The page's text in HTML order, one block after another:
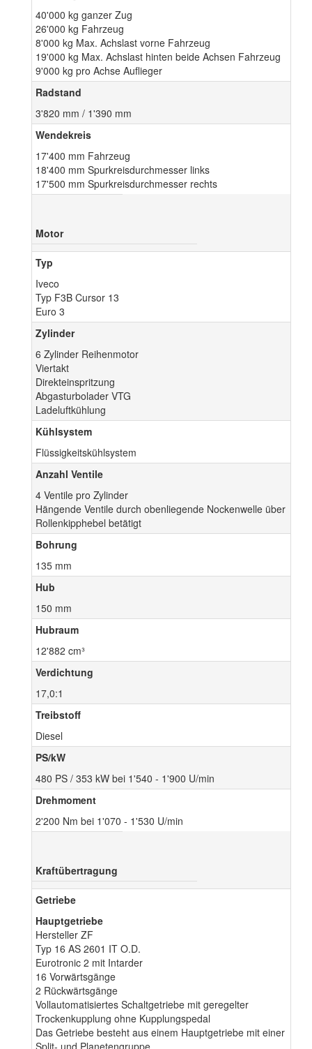
40'000 kg ganzer Zug
26'000 kg Fahrzeug
8'000 kg Max. Achslast vorne Fahrzeug
19'000 kg Max. Achslast hinten beide Achsen Fahrzeug
9'000 kg pro Achse Auflieger
Radstand
3'820 mm / 1'390 mm
Wendekreis
17'400 mm Fahrzeug
18'400 mm Spurkreisdurchmesser links
17'500 mm Spurkreisdurchmesser rechts
Motor
Typ
Iveco
Typ F3B Cursor 13
Euro 3
Zylinder
6 Zylinder Reihenmotor
Viertakt
Direkteinspritzung
Abgasturbolader VTG
Ladeluftkühlung
Kühlsystem
Flüssigkeitskühlsystem
Anzahl Ventile
4 Ventile pro Zylinder
Hängende Ventile durch obenliegende Nockenwelle über
Rollenkipphebel betätigt
Bohrung
135 mm
Hub
150 mm
Hubraum
12'882 cm³
Verdichtung
17,0:1
Treibstoff
Diesel
PS/kW
480 PS / 353 kW bei 1'540 - 1'900 U/min
Drehmoment
2'200 Nm bei 1'070 - 1'530 U/min
Kraftübertragung
Getriebe
Hauptgetriebe
Hersteller ZF
Typ 16 AS 2601 IT O.D.
Eurotronic 2 mit Intarder
16 Vorwärtsgänge
2 Rückwärtsgänge
Vollautomatisiertes Schaltgetriebe mit geregelter
Trockenkupplung ohne Kupplungspedal
Das Getriebe besteht aus einem Hauptgetriebe mit einer